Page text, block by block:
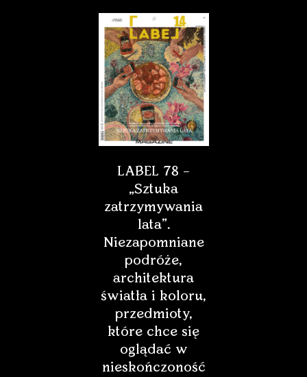
LABEL 78 –
„Sztuka
zatrzymywania
lata”.
Niezapomniane
podróże,
architektura
światła i koloru,
przedmioty,
które chce się
oglądać w
nieskończoność